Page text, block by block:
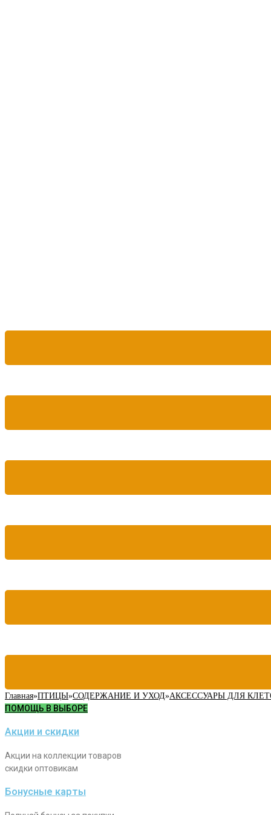
Главная»ПТИЦЫ»СОДЕРЖАНИЕ И УХОД»АКСЕССУАРЫ ДЛЯ
ПОМОЩЬ В ВЫБОРЕ
Акции и скидки
Акции на коллекции товаров
скидки оптовикам
Бонусные карты